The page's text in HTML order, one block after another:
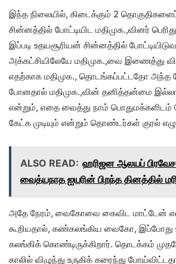
இந்த நிலையில், கிடைக்கும் 2
சின்னத்தில் போட்டியிட மதிமுக.,வினர்
இப்படி உதயசூரியன் சின்னத்தில்
அக்கட்சியிலேயே மதிமுக.,வை இணைத்து
எதற்காக மதிமுக., தொடங்கப்பட்டதோ அந்த
போனதால் மதிமுக.,வின் தனித்தன்மை
என்றும், எதை வைத்து நாம் பொதுமக்களிடம்
கேட்க முடியும் என்றும் தொண்டர்கள் குரல்
ALSO READ: ஹரிஜன ஆலயப்
வைத்யநாத ஐயரின் பிறந்த தினத்தில்
அதே நேரம், வைகோவை கைவிட மாட்டேன்
கூறியதால், கண்கலங்கிய வைகோ,
கலங்கிக் கொண்டிருக்கிறார். தொடக்கம்
காலில் விழுந்து உருகிக் கரைந்து